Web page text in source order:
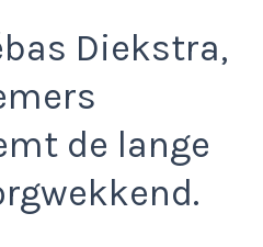
Diekstra,
de lange